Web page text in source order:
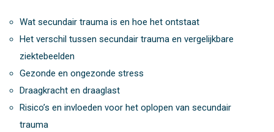
Wat secundair trauma is en hoe het ontstaat
Het verschil tussen secundair trauma en vergelijkbare
ziektebeelden
Gezonde en ongezonde stress
Draagkracht en draaglast
Risico’s en invloeden voor het oplopen van secundair
trauma